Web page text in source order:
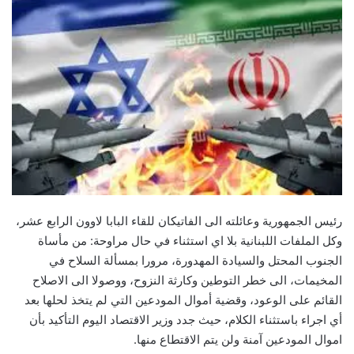
رئيس الجمهورية وعائلته الى الفاتيكان للقاء البابا لاوون الرابع عشر،
وكل الملفات اللبنانية بلا اي استثناء في حال مراوحة: من مأساة
الجنوب المحتل والسيادة المهدورة، مرورا بمسألة السلاح في
المخيمات، الى خطر التوطين وكارثة النزوح، ووصولا الى الاصلاح
القائم على الوعود، وقضية أموال المودعين التي لم يتخذ لحلها بعد
أي اجراء باستثناء الكلام، حيث جدد وزير الاقتصاد اليوم التأكيد بأن
اموال المودعين آمنة ولن يتم الاقتطاع منها.